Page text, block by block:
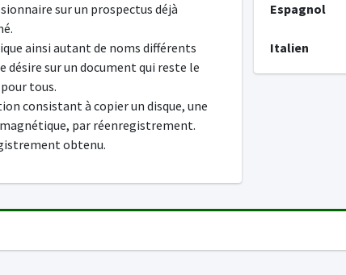
sur un prospectus déjà
ainsi autant de noms différents
désire sur un document qui reste le
tous.
consistant à copier un disque, une
par réenregistrement.
obtenu.
Espagnol
Italien